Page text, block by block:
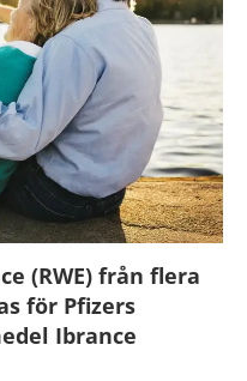
(RWE) från flera
för Pfizers
Ibrance